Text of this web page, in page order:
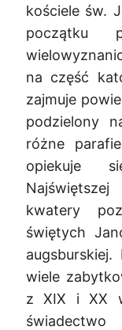
kościele św.
początku
na część
zajmuje
podzielony
różne
opiekuje
kwatery
świętych
wiele
z XIX i XX